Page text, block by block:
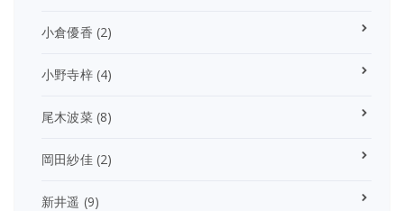
小倉優香 (2)
小野寺梓(4)
尾木波菜(8)
岡田紗佳(2)
新井遥 (9)